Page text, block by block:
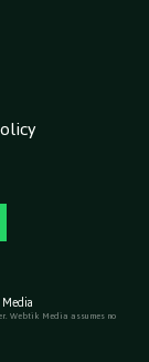
Webtik Media assumes no